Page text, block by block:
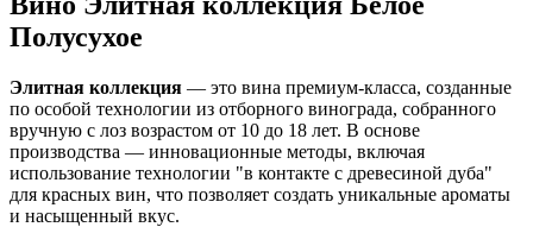
Полусухое
Элитная коллекция — это вина премиум-класса, созданные
по особой технологии из отборного винограда, собранного
вручную с лоз возрастом от 10 до 18 лет. В основе
производства — инновационные методы, включая
использование технологии "в контакте с древесиной дуба"
для красных вин, что позволяет создать уникальные ароматы
и насыщенный вкус.